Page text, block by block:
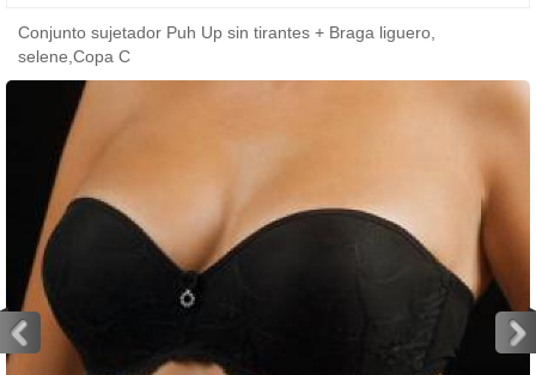
external)
Conjunto sujetador Puh Up sin tirantes + Braga liguero,
selene,Copa C